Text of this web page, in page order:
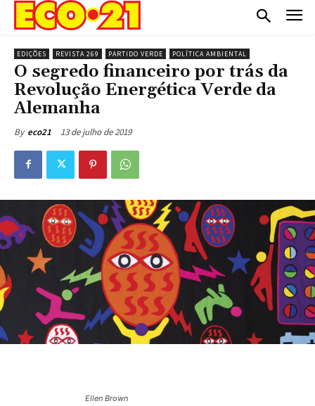
EDIÇÕES REVISTA 269 PARTIDO VERDE POLÍTICA AMBIENTAL
O segredo financeiro por trás da
Revolução Energética Verde da
Alemanha
By eco21 13 de julho de 2019
Ellen Brown